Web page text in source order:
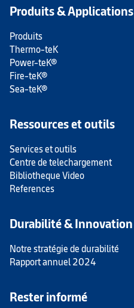
Produits & Applications
Produits
Thermo-teK
Power-teK®
Fire-teK®
Sea-teK®
Ressources et outils
Services et outils
Centre de telechargement
Bibliotheque Video
References
Durabilité & Innovation
Notre stratégie de durabilité
Rapport annuel 2024
Rester informé